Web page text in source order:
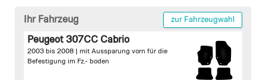
beginning
Ihr Fahrzeug zur Fahrzeugwahl
Peugeot 307CC Cabrio
2003 bis 2008 | mit Aussparung vorn für die
Befestigung im Fz.- boden